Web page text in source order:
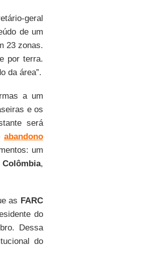
geral
de um
23 zonas.
por terra.
da área”.
a um
e os
será
abandono
um
Colômbia,
as FARC
do
Dessa
do